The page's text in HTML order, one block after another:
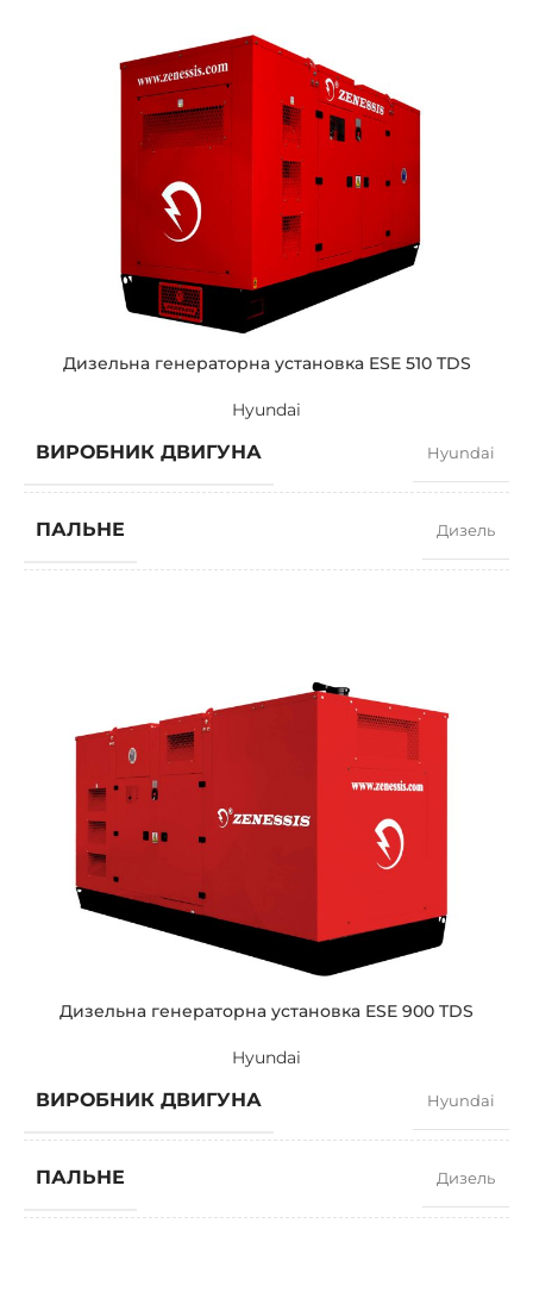
СИЛА СТРУМУ
СТАНДАРТНА НАПРУГА
ПОТУЖНІСТЬ (КВА)
Дизельна генераторна установка ESE 510 TDS
Hyundai
ВИРОБНИК ДВИГУНА Hyundai
ПАЛЬНЕ Дизель
СИЛА СТРУМУ
СТАНДАРТНА НАПРУГА
ПОТУЖНІСТЬ (КВА) 510 / 459
БРЕНДІ
Дизельна генераторна установка ESE 900 TDS
Hyundai
ВИРОБНИК ДВИГУНА Hyundai
ПАЛЬНЕ Дизель